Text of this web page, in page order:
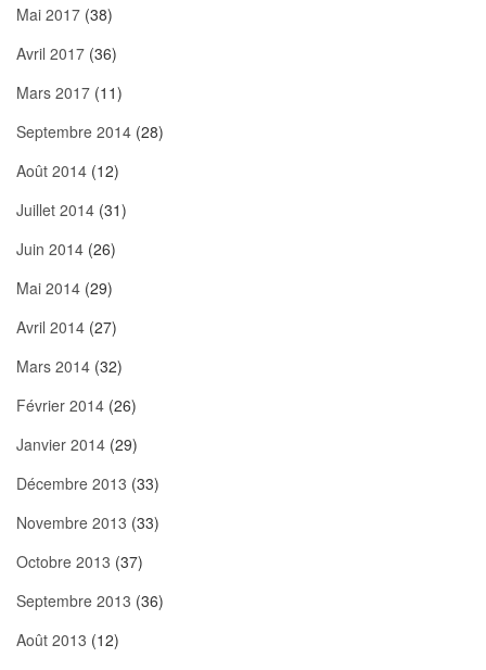
Mai 2017 (38)
Avril 2017 (36)
Mars 2017 (11)
Septembre 2014 (28)
Août 2014 (12)
Juillet 2014 (31)
Juin 2014 (26)
Mai 2014 (29)
Avril 2014 (27)
Mars 2014 (32)
Février 2014 (26)
Janvier 2014 (29)
Décembre 2013 (33)
Novembre 2013 (33)
Octobre 2013 (37)
Septembre 2013 (36)
Août 2013 (12)